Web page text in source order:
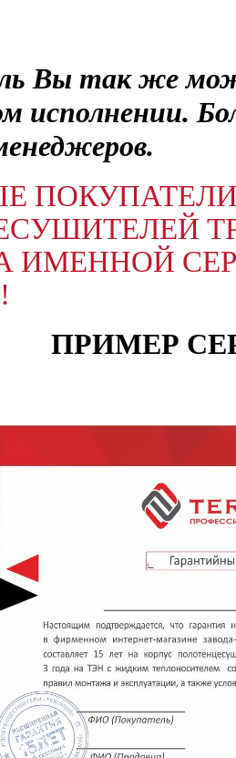
Вы так же
исполнении.
ИМЕННОЙ
ПРИМЕР